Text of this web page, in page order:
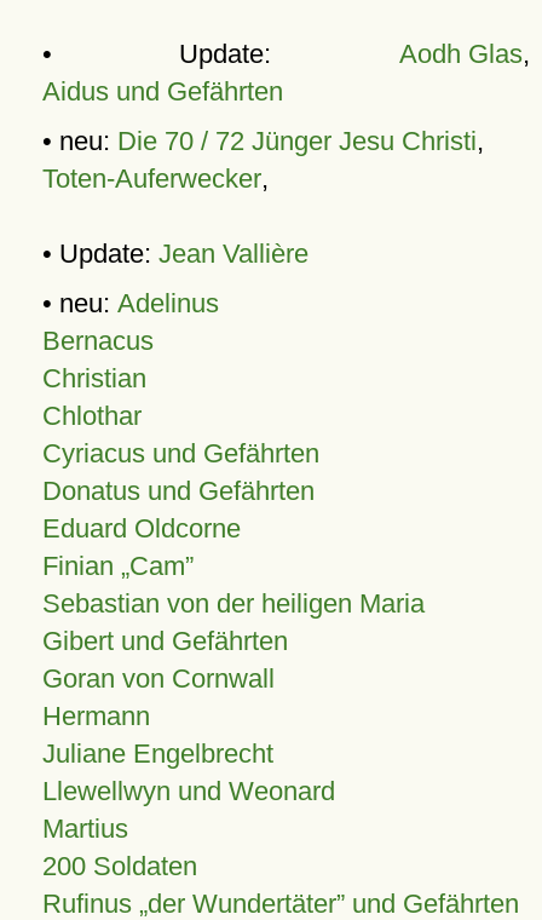
• Update: Aodh Glas,
Aidus und Gefährten
• neu: Die 70 / 72 Jünger Jesu Christi,
Toten-Auferwecker,
• Update: Jean Vallière
• neu: Adelinus
Bernacus
Christian
Chlothar
Cyriacus und Gefährten
Donatus und Gefährten
Eduard Oldcorne
Finian Cam
Sebastian von der heiligen Maria
Gibert und Gefährten
Goran von Cornwall
Hermann
Juliane Engelbrecht
Llewellwyn und Weonard
Martius
200 Soldaten
Rufinus „der Wundertäter” und Gefährten